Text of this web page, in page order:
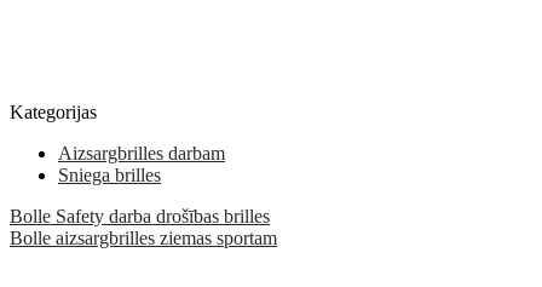
Kategorijas
Aizsargbrilles darbam
Sniega brilles
Bolle Safety darba drošības brilles
Bolle aizsargbrilles ziemas sportam